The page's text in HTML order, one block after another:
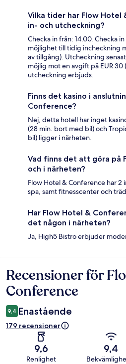
Vilka tider har Flow
in- och utcheckning?
Checka in från: 14.00. Checka
möjlighet till tidig incheckning
av tillgång). Utcheckning
möjlig mot en avgift på EUR
utcheckning erbjuds.
Finns det kasino i
Conference?
Nej, detta hotell har inget
(28 min. bort med bil) och
bil) ligger i närheten.
Vad finns det att göra på
och i närheten?
Flow Hotel & Conference har
spa, samt fitnesscenter och
Har Flow Hotel &
det någon i närheten?
Ja, High5 Bistro erbjuder
Recensioner
Recensioner för
Conference
9,4 Enastående
179 recensioner
9,6
Renlighet
9,4